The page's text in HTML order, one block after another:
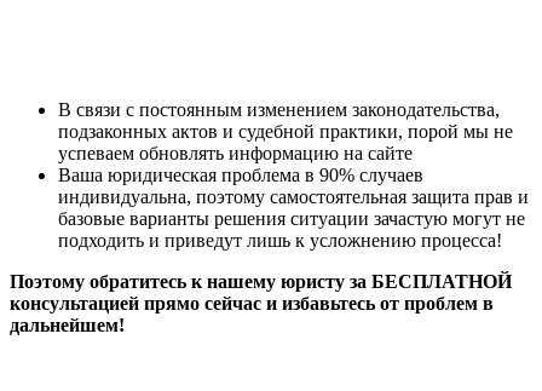
В связи с постоянным изменением законодательства,
подзаконных актов и судебной практики, порой мы не
успеваем обновлять информацию на сайте
Ваша юридическая проблема в 90% случаев
индивидуальна, поэтому самостоятельная защита прав и
базовые варианты решения ситуации зачастую могут не
подходить и приведут лишь к усложнению процесса!
Поэтому обратитесь к нашему юристу за БЕСПЛАТНОЙ
консультацией прямо сейчас и избавьтесь от проблем в
дальнейшем!